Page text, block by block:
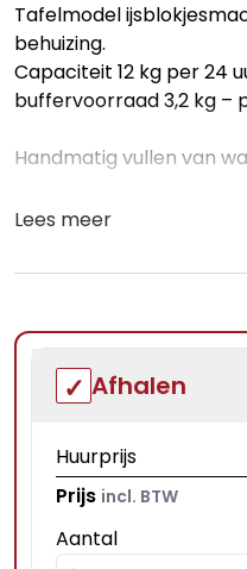
Tafelmodel
behuizing.
Capaciteit 12 kg per 24
buffervoorraad 3,2 kg –
Handmatig vullen van
Lees meer
Afhalen
Huurprijs
Prijs incl. BTW
Aantal